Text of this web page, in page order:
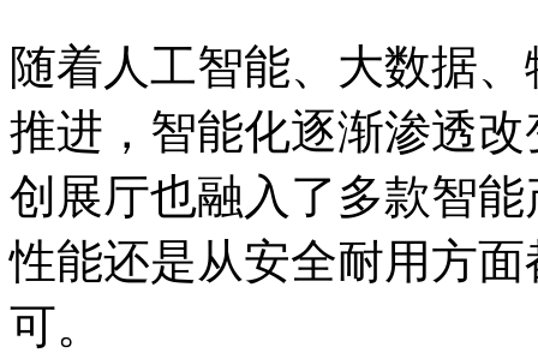
随着人工智能、大数据
推进，智能化逐渐渗透
创展厅也融入了多款智
性能还是从安全耐用方
可。